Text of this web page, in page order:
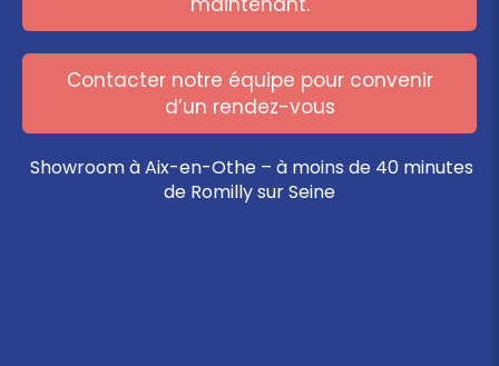
Contacter notre équipe pour convenir
d’un rendez-vous
Showroom à Aix-en-Othe – à moins de 40 minutes
de Romilly sur Seine